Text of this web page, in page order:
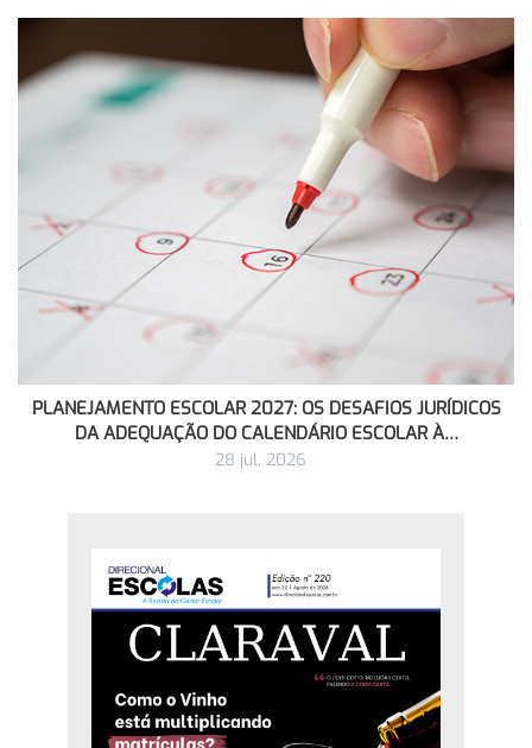
PLANEJAMENTO ESCOLAR 2027: OS DESAFIOS JURÍDICOS
DA ADEQUAÇÃO DO CALENDÁRIO ESCOLAR À…
28 jul, 2026